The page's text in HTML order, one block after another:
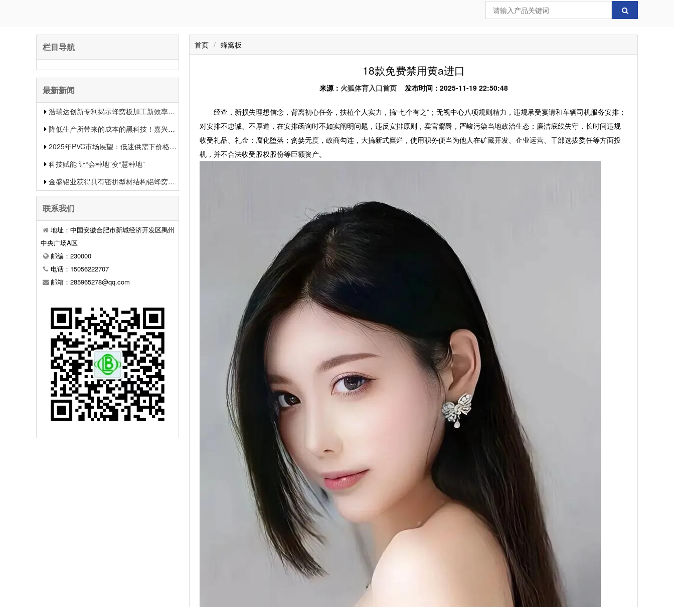
栏目导航
最新新闻
浩瑞达创新专利揭示蜂窝板加工新效率提升行业竞争力
降低生产所带来的成本的黑科技！嘉兴中集新材料的生物质蜂窝板专利申报引发热议
2025年PVC市场展望：低迷供需下价格或将下滑
科技赋能 让“会种地”变“慧种地”
金盛铝业获得具有密拼型材结构铝蜂窝板专利有用提升了装置功率和装置质量
联系我们
地址：中国安徽合肥市新城经济开发区禹州
中央广场A区
邮编：230000
电话：15056222707
邮箱：285965278@qq.com
首页 / 蜂窝板
18款免费禁用黄a进口
来源： 火狐体育入口首页发布时间：2025-11-19 22:50:48
经查，新损失理想信念，背离初心任务，扶植个人实力，搞“七个有之”；无视中心八项规则精力，违规承受宴请和车辆司机服务安排；
对安排不忠诚、不厚道，在安排函询时不如实阐明问题，违反安排原则，卖官鬻爵，严峻污染当地政治生态；廉洁底线失守，长时间违规
收受礼品、礼金；腐化堕落；贪婪无度，政商勾连，大搞新式糜烂，使用职务便当为他人在矿藏开发、企业运营、干部选拔委任等方面投
机，并不合法收受股权股份等巨额资产。